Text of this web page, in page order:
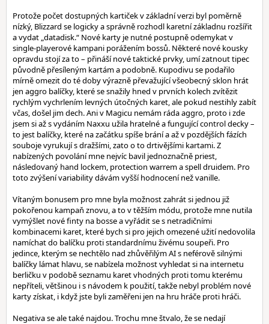
Protože počet dostupných kartiček v základní verzi byl poměrně
nízký, Blizzard se logicky a správně rozhodl karetní základnu rozšířit
a vydat „datadisk.“ Nové karty je nutné postupně odemykat v
single-playerové kampani porážením bossů. Některé nové kousky
opravdu stojí za to – přináší nové taktické prvky, umí zatnout tipec
původně přesíleným kartám a podobně. Kupodivu se podařilo
mírně omezit do té doby výrazně převažující všeobecný sklon hrát
jen aggro balíčky, které se snažily hned v prvních kolech zvítězit
rychlým vychrlením levných útočných karet, ale pokud nestihly zabít
včas, došel jim dech. Ani v Magicu nemám ráda aggro, proto i zde
jsem si až s vydáním Naxxu užila hratelné a fungující control decky –
to jest balíčky, které na začátku spíše brání a až v pozdějších fázích
souboje vyrukují s dražšími, zato o to drtivějšími kartami. Z
nabízených povolání mne nejvíc bavil jednoznačně priest,
následovaný hand lockem, protection warrem a spell druidem. Pro
toto zvýšení variability dávám vyšší hodnocení než vanille.
Vítaným bonusem pro mne byla možnost zahrát si jednou již
pokořenou kampaň znovu, a to v těžším módu, protože mne nutila
vymýšlet nové finty na bosse a vyřádit se s netradičními
kombinacemi karet, které bych si pro jejich omezené užití nedovolila
namíchat do balíčku proti standardnímu živému soupeři. Pro
jedince, kterým se nechtělo nad zhůvěřilým AI s neférově silnými
balíčky lámat hlavu, se nabízela možnost vyhledat si na internetu
berličku v podobě seznamu karet vhodných proti tomu kterému
nepříteli, většinou i s návodem k použití, takže nebyl problém nové
karty získat, i když jste byli zaměřeni jen na hru hráče proti hráči.
Negativa se ale také najdou. Trochu mne štvalo, že se nedají